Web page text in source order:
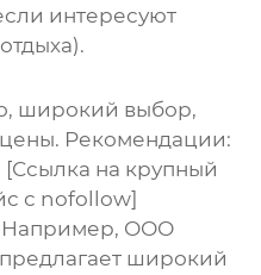
интересуют
широкий выбор,
Рекомендации:
на крупный
с nofollow]
Например, ООО
предлагает широкий